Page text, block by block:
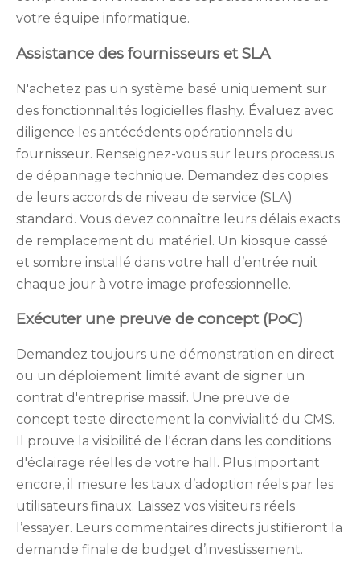
votre équipe informatique.
Assistance des fournisseurs et SLA
N'achetez pas un système basé uniquement sur
des fonctionnalités logicielles flashy. Évaluez avec
diligence les antécédents opérationnels du
fournisseur. Renseignez-vous sur leurs processus
de dépannage technique. Demandez des copies
de leurs accords de niveau de service (SLA)
standard. Vous devez connaître leurs délais exacts
de remplacement du matériel. Un kiosque cassé
et sombre installé dans votre hall d’entrée nuit
chaque jour à votre image professionnelle.
Exécuter une preuve de concept (PoC)
Demandez toujours une démonstration en direct
ou un déploiement limité avant de signer un
contrat d'entreprise massif. Une preuve de
concept teste directement la convivialité du CMS.
Il prouve la visibilité de l'écran dans les conditions
d'éclairage réelles de votre hall. Plus important
encore, il mesure les taux d’adoption réels par les
utilisateurs finaux. Laissez vos visiteurs réels
l’essayer. Leurs commentaires directs justifieront la
demande finale de budget d’investissement.